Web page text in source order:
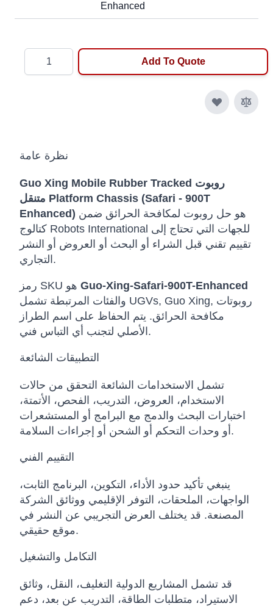
Enhanced
Add To Quote
نظرة عامة
Guo Xing Mobile Rubber Tracked روبوت
متنقل Platform Chassis (Safari - 900T
Enhanced)
كتالوج Robots International للجهات التي تحتاج إلى
تقييم تقني قبل الشراء أو البحث أو العروض أو النشر
التجاري.
Guo-Xing-Safari-900T-Enhanced
والفئات المرتبطة تشمل UGVs, Guo Xing, روبوتات
مكافحة الحرائق. يتم الحفاظ على اسم الطراز
الأصلي لتجنب أي التباس فني.
التطبيقات الشائعة
تشمل الاستخدامات الشائعة التحقق من حالات
الاستخدام، العروض، التدريب، الفحص، الأتمتة،
اختبارات البحث والدمج مع البرامج أو المستشعرات
أو وحدات التحكم أو الشحن أو إجراءات السلامة.
التقييم الفني
ينبغي تأكيد حدود الأداء، التكوين، البرنامج الثابت،
الواجهات، الملحقات، التوفر الإقليمي ووثائق الشركة
المصنعة. قد يختلف العرض التجريبي عن النشر في
موقع حقيقي.
التكامل والتشغيل
قد تشمل المشاريع الدولية التغليف، النقل، وثائق
الاستيراد، متطلبات الطاقة، التدريب عن بعد، دعم